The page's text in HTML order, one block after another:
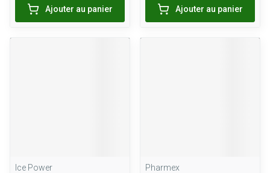
Ajouter au panier Ajouter au panier
Ice Power Pharmex